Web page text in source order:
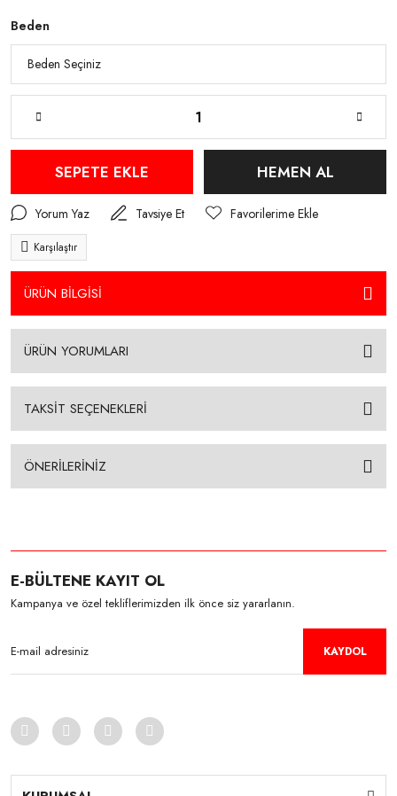
Beden
SEPETE EKLE HEMEN AL
Yorum Yaz Tavsiye Et
Karşılaştır
ÜRÜN BİLGİSİ
ÜRÜN YORUMLARI
TAKSİT SEÇENEKLERİ
ÖNERİLERİNİZ
E-BÜLTENE KAYIT OL
Kampanya ve özel tekliflerimizden ilk önce siz yararlanın.
KAYDOL